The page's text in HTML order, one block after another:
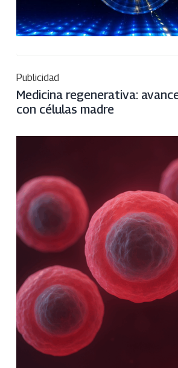
Publicidad
Medicina regenerativa:
con células madre